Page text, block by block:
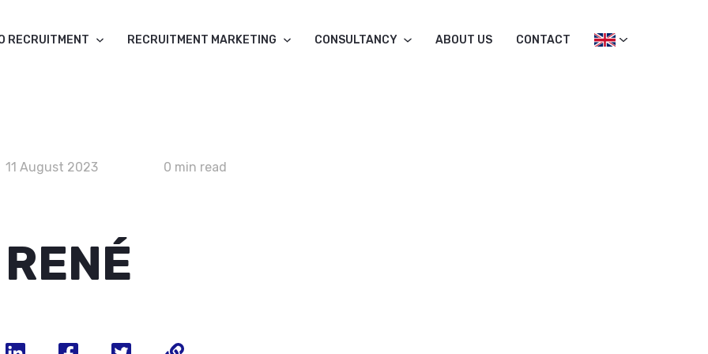
RECRUITMENT RECRUITMENT MARKETING CONSULTANCY ABOUT US CONTACT
11 August 2023 0 min read
RENÉ